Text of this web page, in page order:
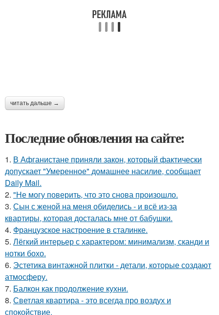
читать дальше →
Последние обновления на сайте:
1. В Афганистане приняли закон, который фактически
допускает "Умеренное" домашнее насилие, сообщает
Daily Mail.
2. "Не могу поверить, что это снова произошло.
3. Сын с женой на меня обиделись - и всё из-за
квартиры, которая досталась мне от бабушки.
4. Французское настроение в сталинке.
5. Лёгкий интерьер с характером: минимализм, сканди и
нотки бохо.
6. Эстетика винтажной плитки - детали, которые создают
атмосферу.
7. Балкон как продолжение кухни.
8. Светлая квартира - это всегда про воздух и
спокойствие.